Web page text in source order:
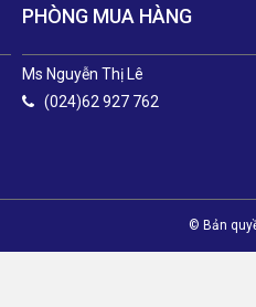
PHÒNG MUA HÀNG
Ms Nguyễn Thị Lê
(024)62 927 762
© Bản